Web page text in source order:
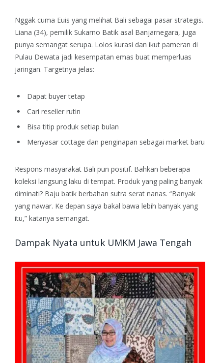
Nggak cuma Euis yang melihat Bali sebagai pasar strategis.
Liana (34), pemilik Sukarno Batik asal Banjarnegara, juga
punya semangat serupa. Lolos kurasi dan ikut pameran di
Pulau Dewata jadi kesempatan emas buat memperluas
jaringan. Targetnya jelas:
Dapat buyer tetap
Cari reseller rutin
Bisa titip produk setiap bulan
Menyasar cottage dan penginapan sebagai market baru
Respons masyarakat Bali pun positif. Bahkan beberapa
koleksi langsung laku di tempat. Produk yang paling banyak
diminati? Baju batik berbahan sutra serat nanas. “Banyak
yang nawar. Ke depan saya bakal bawa lebih banyak yang
itu,” katanya semangat.
Dampak Nyata untuk UMKM Jawa Tengah